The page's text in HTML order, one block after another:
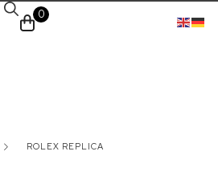
0
ROLEX REPLICA